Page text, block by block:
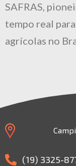
SAFRAS,
tempo real
agrícolas no
(19) 3325-